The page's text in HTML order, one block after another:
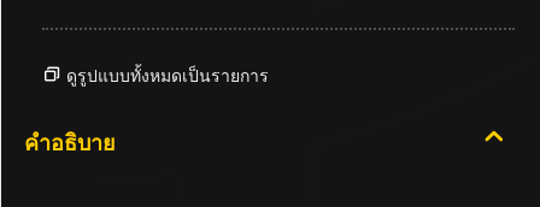
ดูรูปแบบทั้งหมดเป็นรายการ
คำอธิบาย